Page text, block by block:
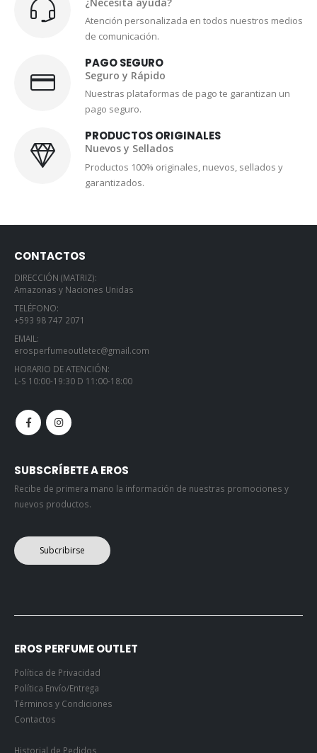
Atención personalizada en todos nuestros medios
de comunicación.
PAGO SEGURO
Seguro y Rápido
Nuestras plataformas de pago te garantizan un
pago seguro.
PRODUCTOS ORIGINALES
Nuevos y Sellados
Productos 100% originales, nuevos, sellados y
garantizados.
CONTACTOS
DIRECCIÓN (MATRIZ):
Amazonas y Naciones Unidas
TELÉFONO:
+593 98 747 2071
EMAIL:
erosperfumeoutletec@gmail.com
HORARIO DE ATENCIÓN:
L-S 10:00-19:30 D 11:00-18:00
SUBSCRÍBETE A EROS
Recibe de primera mano la información de nuestras promociones y
nuevos productos.
Subcribirse
EROS PERFUME OUTLET
Política de Privacidad
Política Envío/Entrega
Términos y Condiciones
Contactos
Historial de Pedidos